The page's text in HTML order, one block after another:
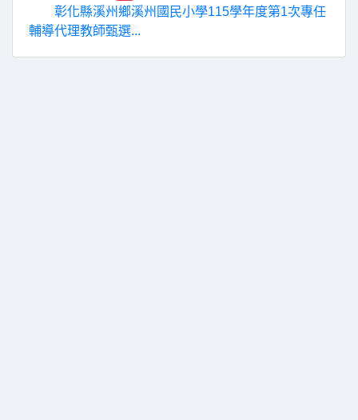
彰化縣溪州鄉溪州國民小學115學年度第1次專任
輔導代理教師甄選...